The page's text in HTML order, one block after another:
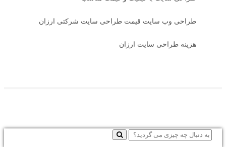
طراحی وب سایت قیمت طراحی سایت شرکتی ارزان
هزینه طراحی سایت ارزان